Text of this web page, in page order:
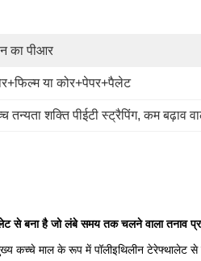
का पीआर
या कोर+पेपर+पैलेट
तन्यता शक्ति पीईटी स्ट्रैपिंग, कम बढ़ाव
से बना है जो लंबे समय तक चलने वाला तनाव
कच्चे माल के रूप में पॉलीइथिलीन टेरेफ्थालेट से